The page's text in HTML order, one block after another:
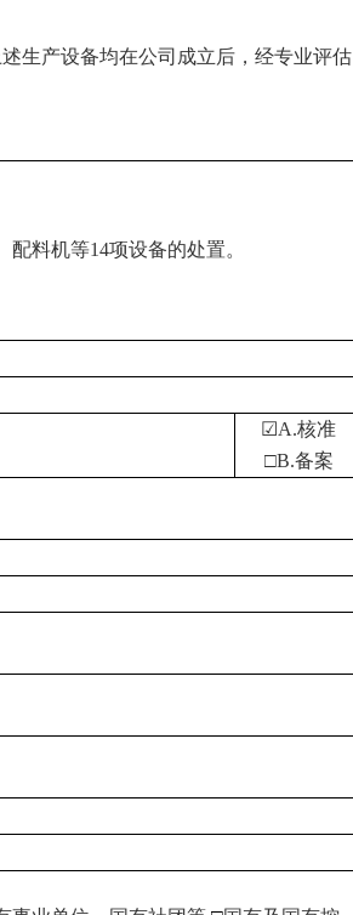
生产设备均在公司成立后，经专业评估
料机等14项设备的处置。
☑A.核准
□B.备案